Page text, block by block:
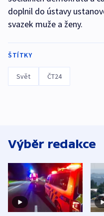
doplnil do ústavy
svazek muže a ženy.
ŠTÍTKY
Svět ČT24
Výběr redakce